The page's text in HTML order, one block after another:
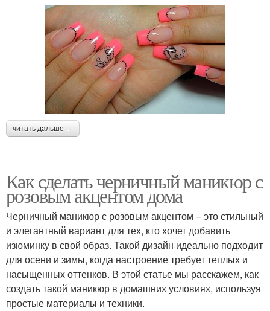
читать дальше →
Как сделать черничный маникюр с
розовым акцентом дома
Черничный маникюр с розовым акцентом – это стильный
и элегантный вариант для тех, кто хочет добавить
изюминку в свой образ. Такой дизайн идеально подходит
для осени и зимы, когда настроение требует теплых и
насыщенных оттенков. В этой статье мы расскажем, как
создать такой маникюр в домашних условиях, используя
простые материалы и техники.